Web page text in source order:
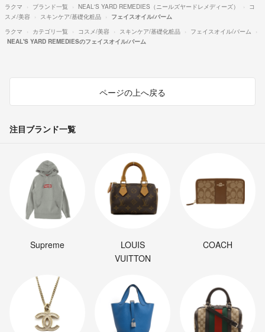
ラクマ ブランド一覧 NEAL'S YARD REMEDIES（ニールズヤードレメディーズ）
コ
スメ/美容
スキンケア/基礎化粧品
フェイスオイル/バーム
ラクマ
カテゴリ一覧 コスメ/美容 スキンケア/基礎化粧品
フェイスオイル/バーム
NEAL'S YARD REMEDIESのフェイスオイル/バーム
ページの上へ戻る
注目ブランド一覧
Supreme
LOUIS
VUITTON
COACH